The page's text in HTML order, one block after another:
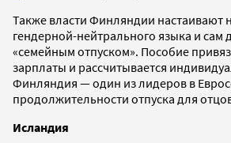
Также власти Финляндии настаивают
гендерной-нейтрального языка и сам
«семейным отпуском». Пособие
зарплаты и рассчитывается
Финляндия — один из лидеров в
продолжительности отпуска для
Исландия